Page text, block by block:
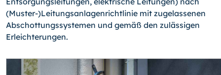
(Mus­ter-)Leitungsanlagenrichtlinie mit zugelassenen
Abschottungssystemen und gemäß den zulässigen
Erleichterungen.